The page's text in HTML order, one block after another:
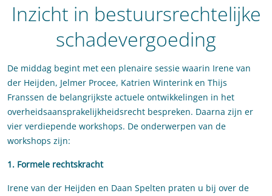
Inzicht in bestuursrechtelijke
schadevergoeding
De middag begint met een plenaire sessie waarin Irene van
der Heijden, Jelmer Procee, Katrien Winterink en Thijs
Franssen de belangrijkste actuele ontwikkelingen in het
overheidsaansprakelijkheidsrecht bespreken. Daarna zijn er
vier verdiepende workshops. De onderwerpen van de
workshops zijn:
1. Formele rechtskracht
Irene van der Heijden en Daan Spelten praten u bij over de